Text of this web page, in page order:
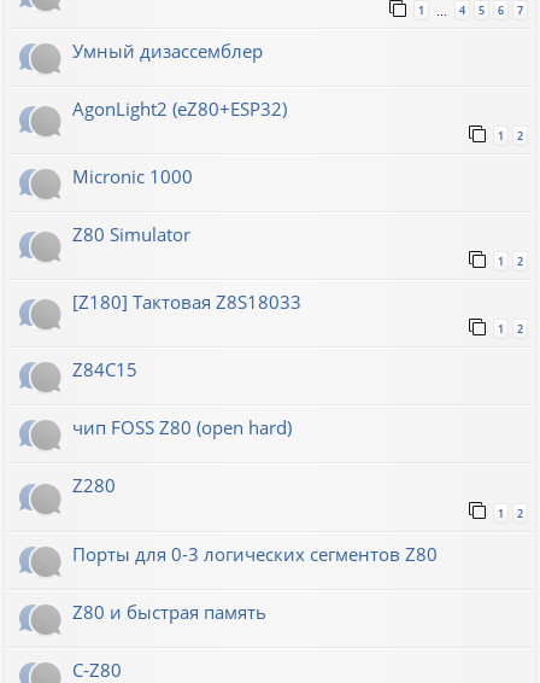
1 … 4 5 6 7
Умный дизассемблер
AgonLight2 (eZ80+ESP32)
1 2
Micronic 1000
Z80 Simulator
1 2
[Z180] Тактовая Z8S18033
1 2
Z84C15
чип FOSS Z80 (open hard)
Z280
1 2
Порты для 0-3 логических сегментов Z80
Z80 и быстрая память
C-Z80